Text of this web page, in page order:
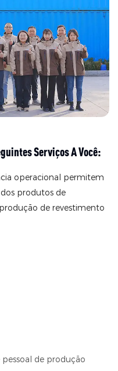
alumínio e da linha de
produção laminadora -
Weifang Hito
Equipment Engineering
Co., Ltd
Serviços A Você:
operacional permitem
produtos de
de revestimento
de produção